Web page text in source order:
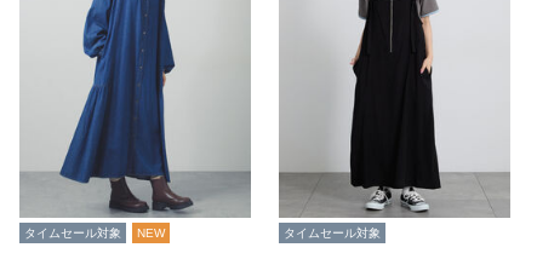
タイムセール対象 NEW タイムセール対象